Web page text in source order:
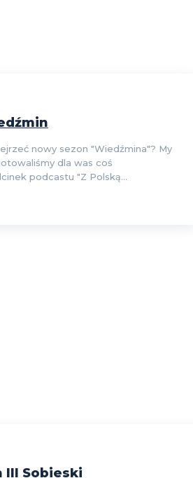
nowy sezon "Wiedźmina"? My
dla was coś
podcastu "Z Polską...
III Sobieski